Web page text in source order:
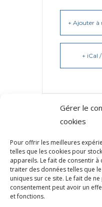
Gérer le
cookies
Pour offrir les meilleures
telles que les cookies pour
appareils. Le fait de consentir
traiter des données telles que
uniques sur ce site. Le fait de
consentement peut avoir un
et fonctions.
+ Ajouter à
+ iCal
5 place Bir Hakeim